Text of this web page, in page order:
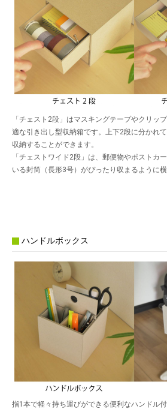
「チェスト2段」はマスキングテープやクリッ
適な引き出し型収納箱です。上下2段に分かれ
収納することができます。
「チェストワイド2段」は、郵便物やポストカ
いる封筒（長形3号）がぴったり収まるように
ハンドルボックス
指1本で軽々持ち運びができる便利なハンドル